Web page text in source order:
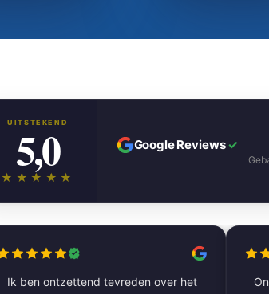
UITSTEKEND
5,0
★★★★★
Google Reviews✓
Ik ben ontzettend tevreden over het